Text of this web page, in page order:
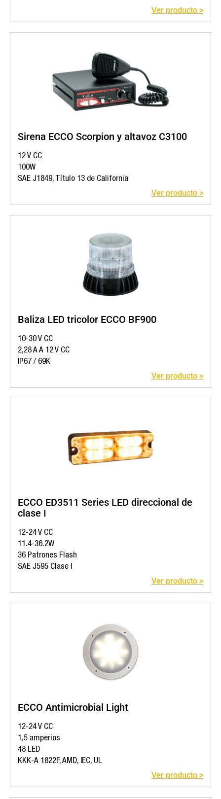
Ver producto >
Sirena ECCO Scorpion y altavoz C3100
12 V CC
100W
SAE J1849, Título 13 de California
Ver producto >
Baliza LED tricolor ECCO BF900
10-30 V CC
2,28 A A 12 V CC
IP67 / 69K
Ver producto >
ECCO ED3511 Series LED direccional de
clase I
12-24 V CC
11.4-36.2W
36 Patrones Flash
SAE J595 Clase I
Ver producto >
ECCO Antimicrobial Light
12-24 V CC
1,5 amperios
48 LED
KKK-A 1822F, AMD, IEC, UL
Ver producto >